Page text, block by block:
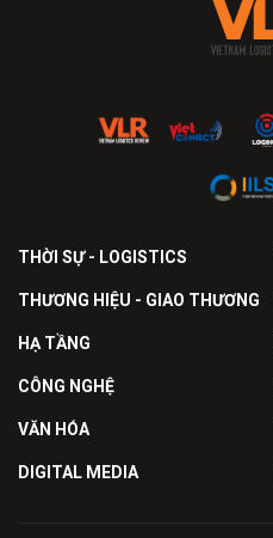
THỜI SỰ - LOGISTICS
THƯƠNG HIỆU - GIAO THƯƠNG
HẠ TẦNG
CÔNG NGHỆ
VĂN HÓA
DIGITAL MEDIA